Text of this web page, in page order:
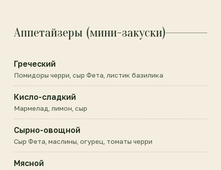
Аппетайзеры (мини-закуски)
Греческий
Помидоры черри, сыр Фета, листик базилика
Кисло-сладкий
Мармелад, лимон, сыр
Сырно-овощной
Сыр Фета, маслины, огурец, томаты черри
Мясной